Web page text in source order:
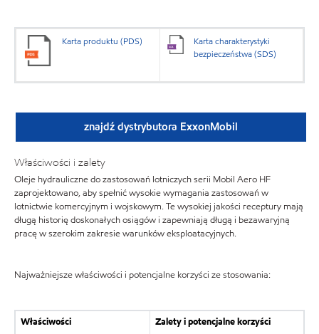
Karta produktu (PDS)
Karta charakterystyki
bezpieczeństwa (SDS)
znajdź dystrybutora ExxonMobil
Właściwości i zalety
Oleje hydrauliczne do zastosowań lotniczych serii Mobil Aero HF
zaprojektowano, aby spełnić wysokie wymagania zastosowań w
lotnictwie komercyjnym i wojskowym. Te wysokiej jakości receptury mają
długą historię doskonałych osiągów i zapewniają długą i bezawaryjną
pracę w szerokim zakresie warunków eksploatacyjnych.
Najważniejsze właściwości i potencjalne korzyści ze stosowania:
Właściwości Zalety i potencjalne korzyści